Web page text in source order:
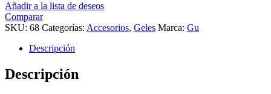
Añadir a la lista de deseos
Comparar
SKU: 68 Categorías: Accesorios, Geles Marca: Gu
Descripción
Descripción